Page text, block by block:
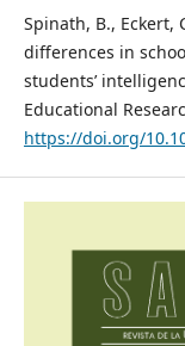
Spinath, B., Eckert,
differences in
students’
Educational
https://doi.org/